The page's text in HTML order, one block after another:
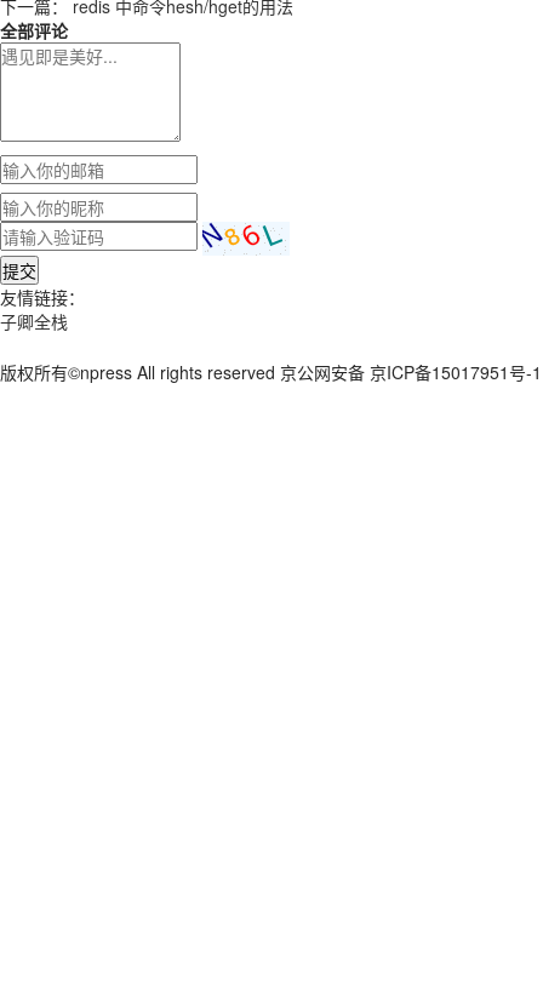
下一篇： redis 中命令hesh/hget的用法
全部评论
提交
友情链接：
子卿全栈
版权所有©npress All rights reserved 京公网安备 京ICP备15017951号-1